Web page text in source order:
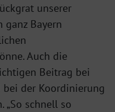
unserer
ganz Bayern
Auch die
Beitrag bei
der Koordinierung
schnell so